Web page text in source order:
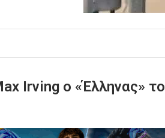
Irving o «Έλληνας»